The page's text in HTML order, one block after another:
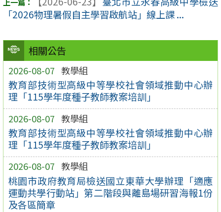
相關公告
2026-08-07 教學組
教育部技術型高級中等學校社會領域推動中心辦
理「115學年度種子教師教案培訓」
2026-08-07 教學組
教育部技術型高級中等學校社會領域推動中心辦
理「115學年度種子教師教案培訓」
2026-08-07 教學組
桃園市政府教育局檢送國立東華大學辦理「適應
運動共學行動站」第二階段與離島場研習海報1份
及各區簡章
「2026物理暑假自主學習啟航站」線上課 ...